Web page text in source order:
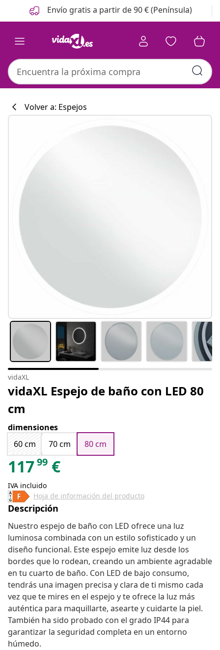
Anterior
Siguiente Envío gratis a partir de 90 € (Península)
Volver a: Espejos
vidaXL
vidaXL Espejo de baño con LED 80
cm
dimensiones
60 cm
70 cm 80 cm
11799 €
IVA incluido
Hoja de información del producto
Descripción
Nuestro espejo de baño con LED ofrece una luz
luminosa combinada con un estilo sofisticado y un
diseño funcional. Este espejo emite luz desde los
bordes que lo rodean, creando un ambiente agradable
en tu cuarto de baño. Con LED de bajo consumo,
tendrás una imagen precisa y clara de ti mismo cada
vez que te mires en el espejo y te ofrece la luz más
auténtica para maquillarte, asearte y cuidarte la piel.
También ha sido probado con el grado IP44 para
garantizar la seguridad completa en un entorno
húmedo.